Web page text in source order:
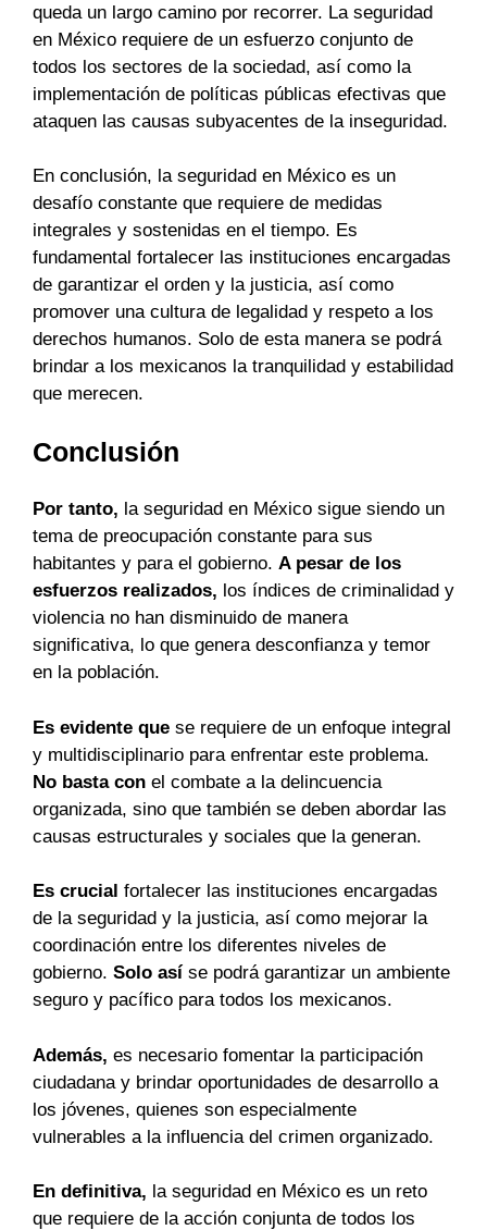
queda un largo camino por recorrer. La seguridad
en México requiere de un esfuerzo conjunto de
todos los sectores de la sociedad, así como la
implementación de políticas públicas efectivas que
ataquen las causas subyacentes de la inseguridad.
En conclusión, la seguridad en México es un
desafío constante que requiere de medidas
integrales y sostenidas en el tiempo. Es
fundamental fortalecer las instituciones encargadas
de garantizar el orden y la justicia, así como
promover una cultura de legalidad y respeto a los
derechos humanos. Solo de esta manera se podrá
brindar a los mexicanos la tranquilidad y estabilidad
que merecen.
Conclusión
Por tanto, la seguridad en México sigue siendo un
tema de preocupación constante para sus
habitantes y para el gobierno. A pesar de los
esfuerzos realizados, los índices de criminalidad y
violencia no han disminuido de manera
significativa, lo que genera desconfianza y temor
en la población.
Es evidente que se requiere de un enfoque integral
y multidisciplinario para enfrentar este problema.
No basta con el combate a la delincuencia
organizada, sino que también se deben abordar las
causas estructurales y sociales que la generan.
Es crucial fortalecer las instituciones encargadas
de la seguridad y la justicia, así como mejorar la
coordinación entre los diferentes niveles de
gobierno. Solo así se podrá garantizar un ambiente
seguro y pacífico para todos los mexicanos.
Además, es necesario fomentar la participación
ciudadana y brindar oportunidades de desarrollo a
los jóvenes, quienes son especialmente
vulnerables a la influencia del crimen organizado.
En definitiva, la seguridad en México es un reto
que requiere de la acción conjunta de todos los